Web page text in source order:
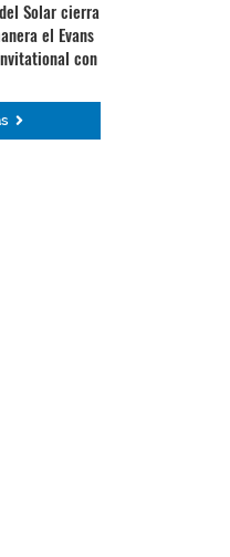
Solar cierra
el Evans
con